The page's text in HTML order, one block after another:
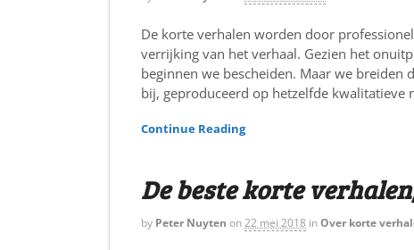
De korte verhalen worden door
verrijking van het verhaal. Gezien het
beginnen we bescheiden. Maar we
bij, geproduceerd op hetzelfde kwalitatieve
Continue Reading
De beste korte
by Peter Nuyten on22 mei 2018 inOver korte